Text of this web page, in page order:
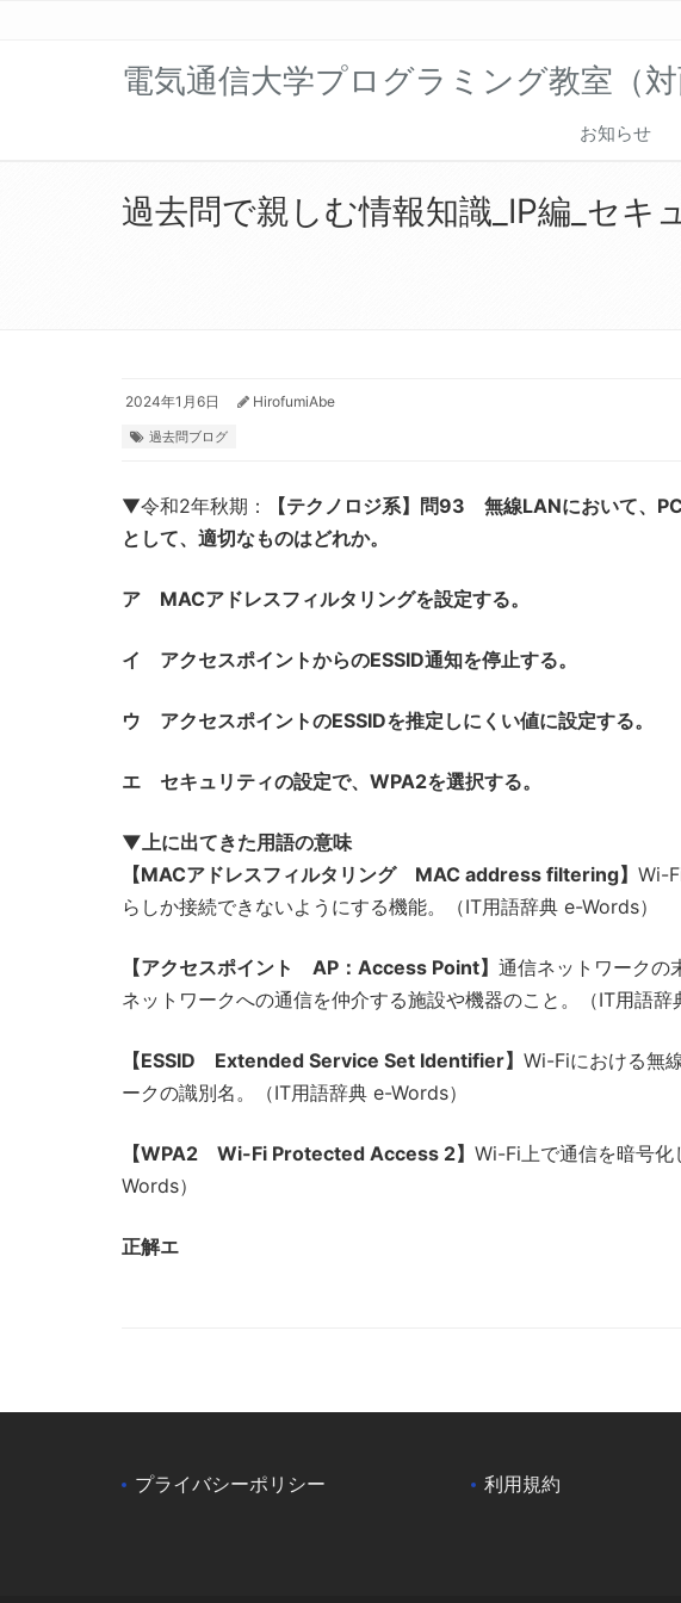
電気通信大学プログラミング教室（
お知らせ
過去問で親しむ情報知識_IP編_セキ
2024年1月6日 HirofumiAbe
過去問ブログ
▼令和2年秋期：
【テクノロジ系】問93 無線LANにおいて、
として、適切なものはどれか。
ア MACアドレスフィルタリングを設定する。
イ アクセスポイントからのESSID通知を停止する。
ウ アクセスポイントのESSIDを推定しにくい値に設定する。
エ セキュリティの設定で、WPA2を選択する。
▼上に出てきた用語の意味
【MACアドレスフィルタリング MAC address filtering】 Wi-
らしか接続できないようにする機能。（IT用語辞典 e-Words）
【アクセスポイント AP：Access Point】 通信ネットワークの
ネットワークへの通信を仲介する施設や機器のこと。（IT用語辞
【ESSID Extended Service Set Identifier】 Wi-Fiにおける無
ークの識別名。（IT用語辞典 e-Words）
【WPA2 Wi-Fi Protected Access 2】 Wi-Fi上で通信を暗号
Words）
正解エ
プライバシーポリシー 利用規約